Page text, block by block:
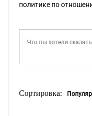
политике по
Сортировка: